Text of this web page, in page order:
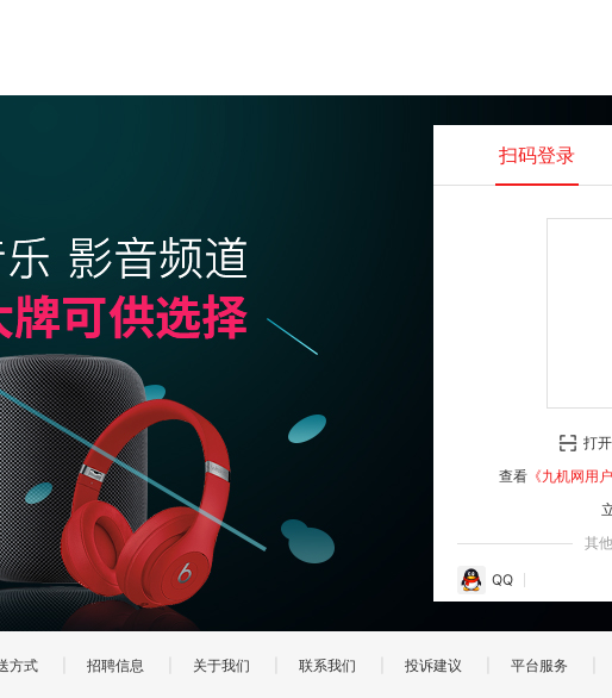
扫码登录
其
QQ
打开
查看 《九机网用
方式 招聘信息 关于我们 联系我们 投诉建议 平台服务